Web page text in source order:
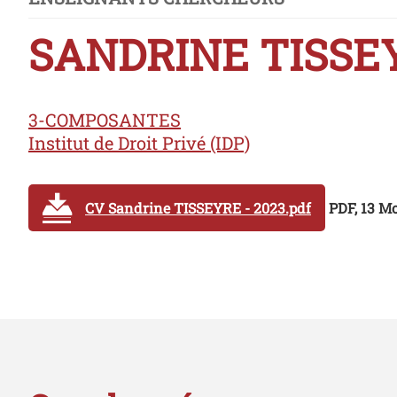
SANDRINE
3-COMPOSANTES
Institut de Droit Privé (IDP)
CV Sandrine TISSEYRE - 2023.pdf PDF, 13